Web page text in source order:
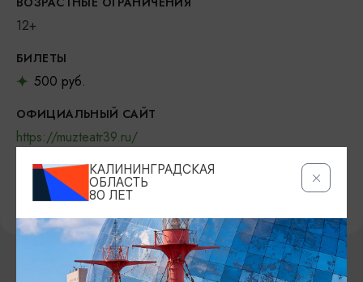
12+
БИЛЕТЫ
500 руб.
ОФИЦИАЛЬНЫЙ САЙТ
https://muzteatr39.ru/
VKONTAKTE
https://vk.com/muzteatr39
КАЛИНИНГРАДСКАЯ
ОБЛАСТЬ
80 ЛЕТ